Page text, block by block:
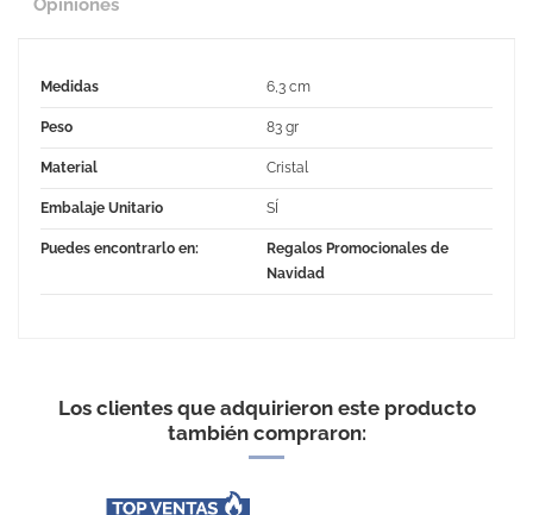
Opiniones
Medidas 6,3 cm
Peso 83 gr
Material Cristal
Embalaje Unitario SÍ
Puedes encontrarlo en:
Regalos Promocionales de
Navidad
Los clientes que adquirieron este producto
también compraron: